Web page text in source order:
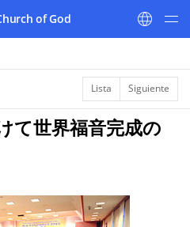
of God
Lista Siguiente
て世界福音完成の